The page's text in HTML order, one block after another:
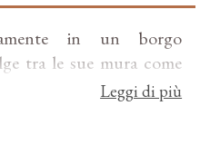
in un borgo
tra le sue mura come
Questa è la prima
Leggi di più